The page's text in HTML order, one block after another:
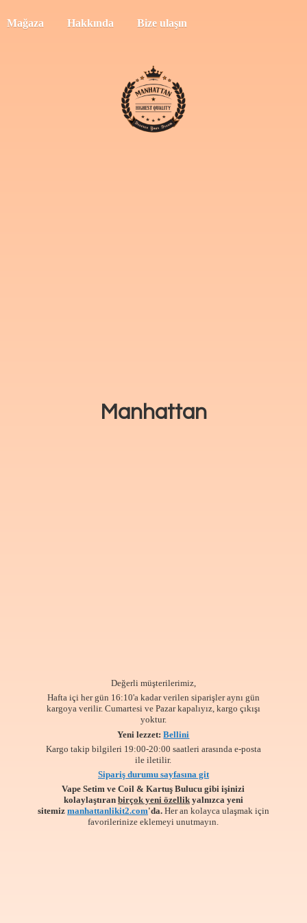
Mağaza Hakkında Bize ulaşın
Manhattan
Değerli müşterilerimiz,
Hafta içi her gün 16:10'a kadar verilen siparişler aynı gün
kargoya verilir. Cumartesi ve Pazar kapalıyız, kargo çıkışı
yoktur.
Yeni lezzet:Bellini
Kargo takip bilgileri 19:00-20:00 saatleri arasında e-posta
ile iletilir.
Sipariş durumu sayfasına git
Vape Setim ve Coil & Kartuş Bulucu gibi işinizi
kolaylaştıran birçok yeni özellikyalnızca yeni
sitemiz manhattanlikit2.com'da. Her an kolayca ulaşmak için
favorilerinizeeklemeyi unutmayın.